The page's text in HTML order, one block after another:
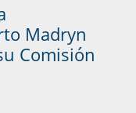
Madryn
Comisión